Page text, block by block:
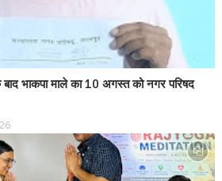
बाद भाकपा माले का 10 अगस्त को नगर परिषद